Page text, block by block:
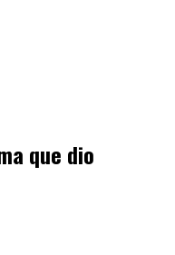
que dio